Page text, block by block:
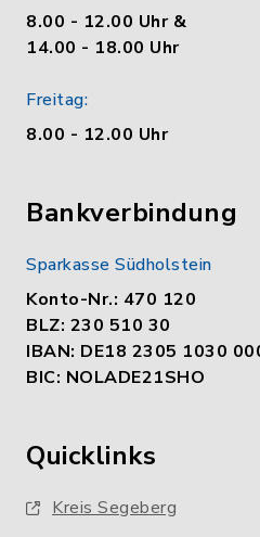
8.00 - 12.00 Uhr &
14.00 - 18.00 Uhr
Freitag:
8.00 - 12.00 Uhr
Bankverbindung
Sparkasse Südholstein
Konto-Nr.: 470 120
BLZ: 230 510 30
IBAN: DE18 2305 1030
BIC: NOLADE21SHO
Quicklinks
Kreis Segeberg